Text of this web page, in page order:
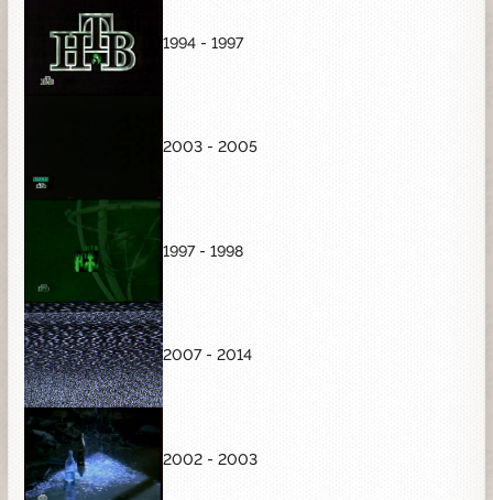
1994 - 1997
2003 - 2005
1997 - 1998
2007 - 2014
2002 - 2003